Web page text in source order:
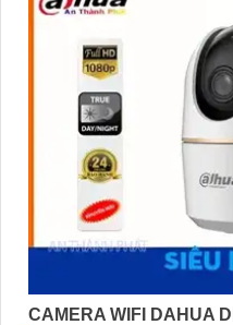
CAMERA WIFI DAHUA